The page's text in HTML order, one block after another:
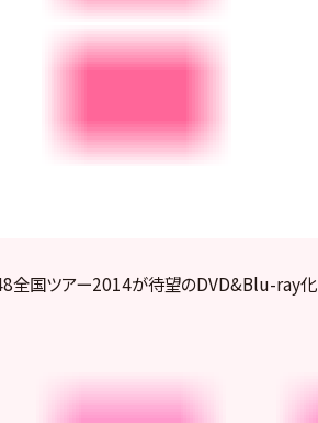
全国ツアー2014が待望のDVD&Blu-ray化